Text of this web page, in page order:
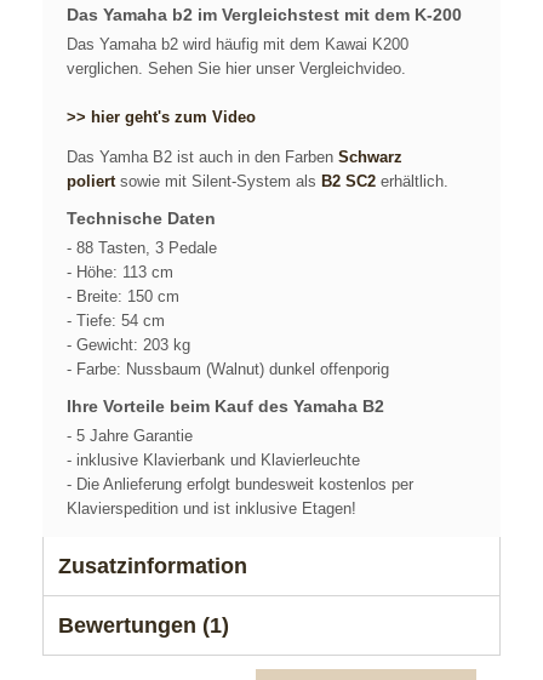
Das Yamaha b2 im Vergleichstest mit dem K-200
Das Yamaha b2 wird häufig mit dem Kawai K200
verglichen. Sehen Sie hier unser Vergleichvideo.
>> hier geht's zum Video
Das Yamha B2 ist auch in den Farben Schwarz
poliertsowie mit Silent-System als B2 SC2erhältlich.
Technische Daten
- 88 Tasten, 3 Pedale
- Höhe: 113 cm
- Breite: 150 cm
- Tiefe: 54 cm
- Gewicht: 203 kg
- Farbe: Nussbaum (Walnut) dunkel offenporig
Ihre Vorteile beim Kauf des Yamaha B2
- 5 Jahre Garantie
- inklusive Klavierbank und Klavierleuchte
- Die Anlieferung erfolgt bundesweit kostenlos per
Klavierspedition und ist inklusive Etagen!
Zusatzinformation
Bewertungen (1)